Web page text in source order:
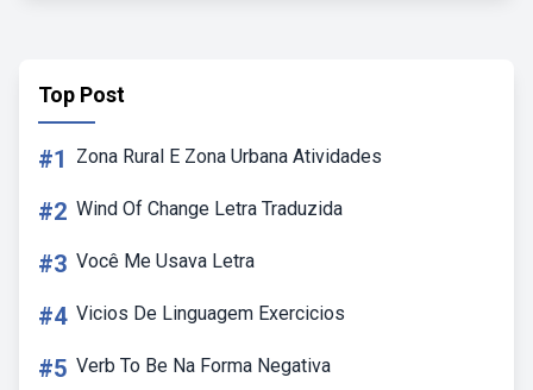
Top Post
#1 Zona Rural E Zona Urbana Atividades
#2 Wind Of Change Letra Traduzida
#3 Você Me Usava Letra
#4 Vicios De Linguagem Exercicios
#5 Verb To Be Na Forma Negativa